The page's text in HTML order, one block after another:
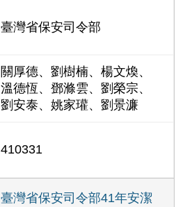
臺灣省保安司令部
關厚德、劉樹楠、楊文煥、
溫德恆、鄧滌雲、劉榮宗、
劉安泰、姚家瓘、劉景濂
410331
臺灣省保安司令部41年安潔